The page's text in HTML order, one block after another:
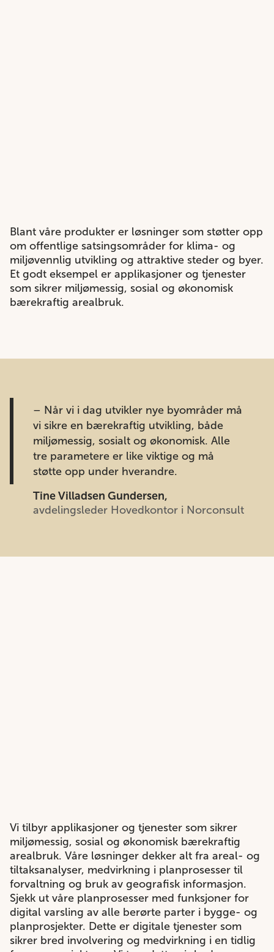
Blant våre produkter er løsninger som støtter opp
om offentlige satsingsområder for klima- og
miljøvennlig utvikling og attraktive steder og byer.
Et godt eksempel er applikasjoner og tjenester
som sikrer miljømessig, sosial og økonomisk
bærekraftig arealbruk.
– Når vi i dag utvikler nye byområder må
vi sikre en bærekraftig utvikling, både
miljømessig, sosialt og økonomisk. Alle
tre parametere er like viktige og må
støtte opp under hverandre.
Tine Villadsen Gundersen,
avdelingsleder Hovedkontor i Norconsult
Vi tilbyr applikasjoner og tjenester som sikrer
miljømessig, sosial og økonomisk bærekraftig
arealbruk. Våre løsninger dekker alt fra areal- og
tiltaksanalyser, medvirkning i planprosesser til
forvaltning og bruk av geografisk informasjon.​
Sjekk ut våre planprosesser med funksjoner for
digital varsling av alle berørte parter i bygge- og
planprosjekter. Dette er digitale tjenester som
sikrer bred involvering og medvirkning i en tidlig